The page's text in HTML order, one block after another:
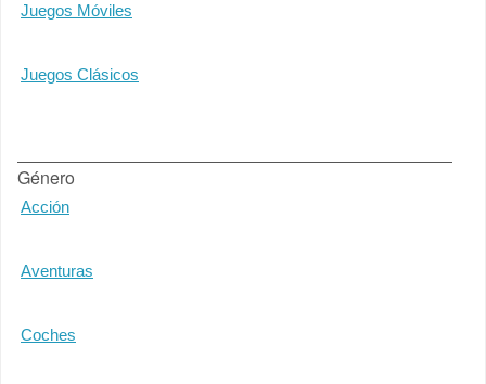
Juegos Móviles
Juegos Clásicos
Género
Acción
Aventuras
Coches